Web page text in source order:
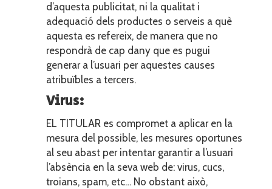
d’aquesta publicitat, ni la qualitat i
adequació dels productes o serveis a què
aquesta es refereix, de manera que no
respondrà de cap dany que es pugui
generar a l’usuari per aquestes causes
atribuïbles a tercers.
Virus:
EL TITULAR es compromet a aplicar en la
mesura del possible, les mesures oportunes
al seu abast per intentar garantir a l’usuari
l’absència en la seva web de: virus, cucs,
troians, spam, etc… No obstant això,